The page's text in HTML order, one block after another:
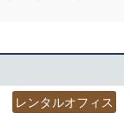
レンタルオフィス